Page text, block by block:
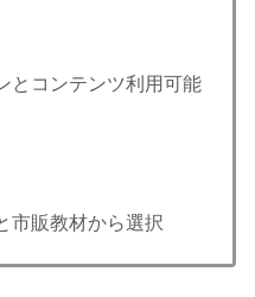
コンテンツ利用可能
市販教材から選択